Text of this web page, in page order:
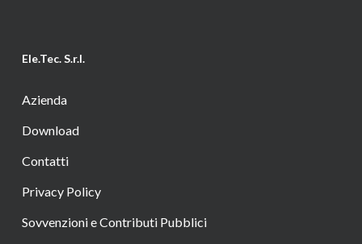
Ele.Tec. S.r.l.
Azienda
Download
Contatti
Privacy Policy
Sovvenzioni e Contributi Pubblici